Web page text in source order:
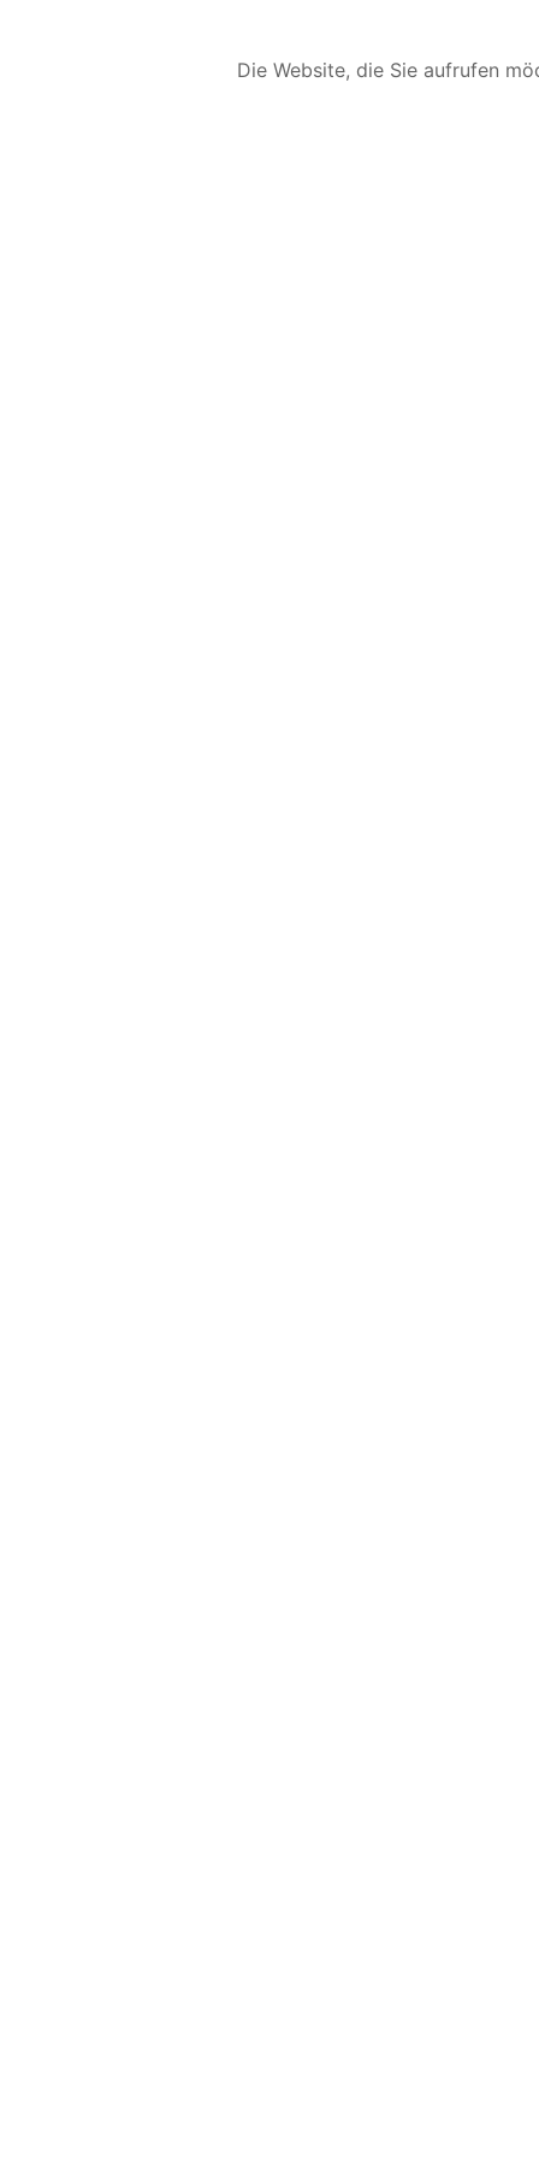
Die Website, die Sie aufrufen